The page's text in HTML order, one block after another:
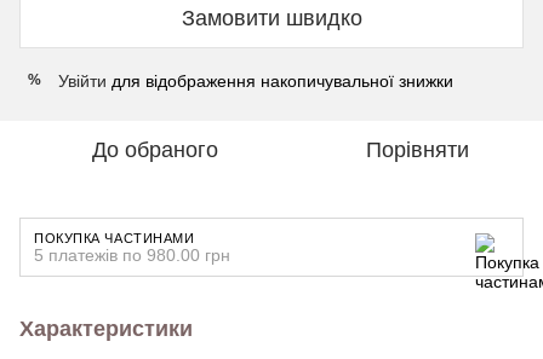
Замовити швидко
% Увійти для відображення накопичувальної знижки
До обраного Порівняти
ПОКУПКА ЧАСТИНАМИ
5 платежів по 980.00 грн
Характеристики